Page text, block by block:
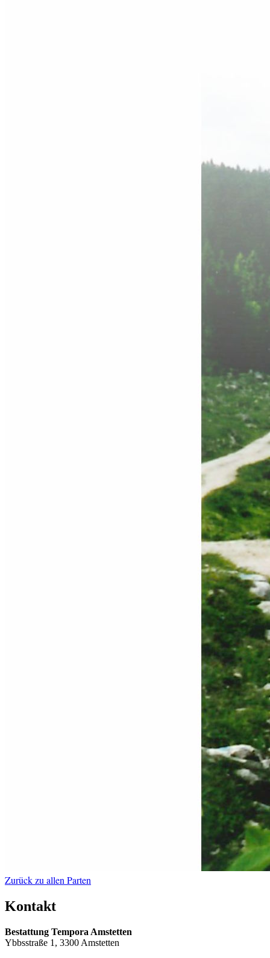
Zurück zu allen Parten
Kontakt
Bestattung Tempora Amstetten
Ybbsstraße 1, 3300 Amstetten